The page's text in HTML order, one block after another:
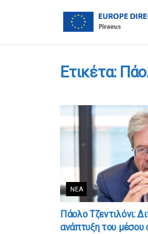
Ετικέτα:
ΝΈΑ
Πάολο Τζεντιλόνι:
ανάπτυξη του μέσου